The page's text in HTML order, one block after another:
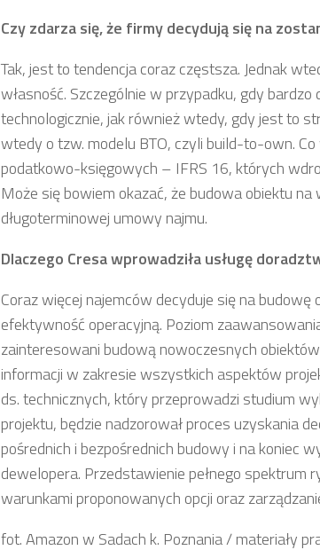
Czy zdarza się, że firmy decydują się na
Tak, jest to tendencja coraz częstsza. Jednak
własność. Szczególnie w przypadku, gdy
technologicznie, jak również wtedy, gdy jest to
wtedy o tzw. modelu BTO, czyli build-to-own.
podatkowo-księgowych – IFRS 16, których
Może się bowiem okazać, że budowa obiektu
długoterminowej umowy najmu.
Dlaczego Cresa wprowadziła usługę
Coraz więcej najemców decyduje się na
efektywność operacyjną. Poziom
zainteresowani budową nowoczesnych
informacji w zakresie wszystkich aspektów
ds. technicznych, który przeprowadzi studium
projektu, będzie nadzorował proces uzyskania
pośrednich i bezpośrednich budowy i na koniec
dewelopera. Przedstawienie pełnego spektrum
warunkami proponowanych opcji oraz
fot. Amazon w Sadach k. Poznania / materiały